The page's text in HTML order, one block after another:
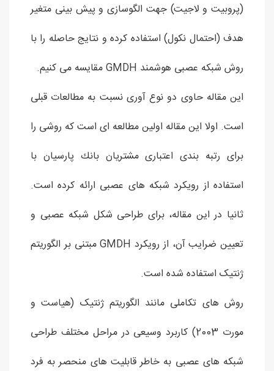
(پروبیت و لاجیت) جهت الگوسازی و پیش بینی متغیر
هدف (احتمال نکول) استفاده کرده و نتایج حاصله را با
روش شبکه عصبی هوشمند GMDH مقایسه می کنیم.
این مقاله حاوی دو نوع آوری نسبت به مطالعات قبلی
است. اولا این مقاله اولین مطالعه ای است كه روشی را
برای رتبه بندی اعتباری مشتريان بانك پارسيان با
استفاده از رويكرد شبكه های عصبی ارائه كرده است.
ثانیا در این مقاله، برای طراحی شکل شبکه عصبی و
تعیین ضرایب آن، از رویکرد GMDH مبتنی بر الگوریتم
ژنتیک استفاده شده است.
روش های تکاملی مانند الگوریتم ژنتیک (هیاست و
مورت 2003) کاربرد وسیعی در مراحل مختلف طراحی
شبکه های عصبی به خاطر قابلیت های منحصر به فرد